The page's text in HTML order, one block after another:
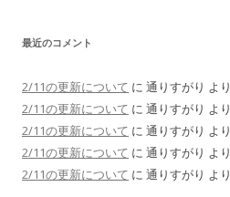
最近のコメント
2/11の更新について に 通りすがり より
2/11の更新について に 通りすがり より
2/11の更新について に 通りすがり より
2/11の更新について に 通りすがり より
2/11の更新について に 通りすがり より